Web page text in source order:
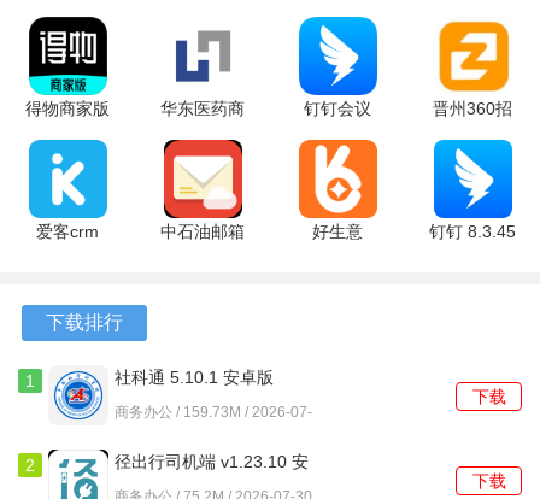
时间内的发言次数，管理粒度非常细致。
2、历史聊天记录支持按关键词、日期或文件类型进行复合搜
索，能快速定位到数月前的某次对话或图片。
3、新成员加入已存在的群聊时，可以选择是否允许其查看入
群前的历史消息，这一设置由创建者决定。
软件功能
过程会显示进度条和最终状态。
2、创建群聊时可设定不同的主题标签，后续可以根据标签筛
选并进入对应的群组参与讨论。
3、重要通知可以标记为必读，未阅读的成员会持续收到提
醒，直到点击确认为止。
得物商家版
1.4.0 安卓
版
华东医药商
务网 1.0.7
安卓版
钉钉会议
8.3.45 官方
版
晋州360招
聘 16.13.0
官方版
爱客crm
中石油邮箱
好生意
钉钉 8.3.45
下载排行
1 社科通 5.10.1 安卓版
商务办公 / 159.73M / 2026-07-
下载
2
径出行司机端 v1.23.10 安
卓版
下载